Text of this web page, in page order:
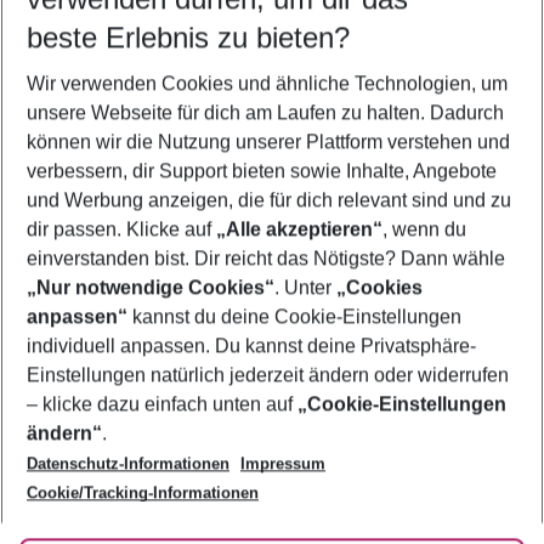
5-8 Nächte
2 Erwachsene Keine Kinder
Mehr Filter anzeigen
Footer
Footer navigation
Über uns
AGB
Bestpreisgarantie
Cookie-Einstellungen ändern
Cookie-Richtlinie
Agenturbetreuung
Barrierefreies Reisen
Folge uns
beste Erlebnis zu bieten?
Wir verwenden Cookies und ähnliche Technologien, um
unsere Webseite für dich am Laufen zu halten. Dadurch
können wir die Nutzung unserer Plattform verstehen und
verbessern, dir Support bieten sowie Inhalte, Angebote
und Werbung anzeigen, die für dich relevant sind und zu
dir passen. Klicke auf „Alle akzeptieren“, wenn du
einverstanden bist. Dir reicht das Nötigste? Dann wähle
„Nur notwendige Cookies“. Unter „Cookies
anpassen“ kannst du deine Cookie-Einstellungen
individuell anpassen. Du kannst deine Privatsphäre-
Einstellungen natürlich jederzeit ändern oder widerrufen
– klicke dazu einfach unten auf „Cookie-Einstellungen
ändern“.
Datenschutz-Informationen
Impressum
Cookie/Tracking-Informationen